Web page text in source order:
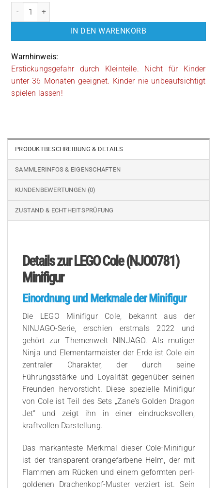
LEGO NINJAGO: Cole (NJO0781) Menge
IN DEN WARENKORB
Warnhinweis:
Erstickungsgefahr durch Kleinteile. Nicht für Kinder
unter 36 Monaten geeignet. Kinder nie unbeaufsichtigt
spielen lassen!
PRODUKTBESCHREIBUNG & DETAILS
SAMMLERINFOS & EIGENSCHAFTEN
KUNDENBEWERTUNGEN (0)
ZUSTAND & ECHTHEITSPRÜFUNG
Details zur LEGO Cole (NJO0781)
Minifigur
Einordnung und Merkmale der Minifigur
Die LEGO Minifigur Cole, bekannt aus der
NINJAGO-Serie, erschien erstmals 2022 und
gehört zur Themenwelt NINJAGO. Als mutiger
Ninja und Elementarmeister der Erde ist Cole ein
zentraler Charakter, der durch seine
Führungsstärke und Loyalität gegenüber seinen
Freunden hervorsticht. Diese spezielle Minifigur
von Cole ist Teil des Sets „Zane’s Golden Dragon
Jet“ und zeigt ihn in einer eindrucksvollen,
kraftvollen Darstellung.
Das markanteste Merkmal dieser Cole-Minifigur
ist der transparent-orangefarbene Helm, der mit
Flammen am Rücken und einem geformten perl-
goldenen Drachenkopf-Muster verziert ist. Sein